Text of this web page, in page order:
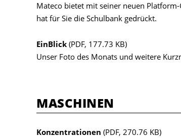
Mateco bietet mit seiner neuen
hat für Sie die Schulbank gedrückt.
EinBlick (PDF, 177.73 KB)
Unser Foto des Monats und weitere
MASCHINEN
Konzentrationen (PDF, 270.76 KB)